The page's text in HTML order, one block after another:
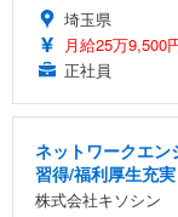
埼玉県
月給25万9,500
正社員
ネットワークエン
習得/福利厚生充実
株式会社キソシン